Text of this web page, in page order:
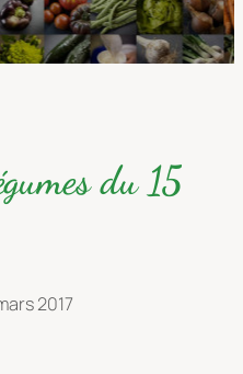
du 15
2017